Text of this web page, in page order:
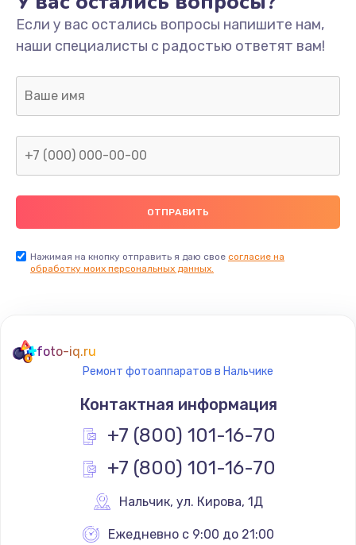
Замена/Pемонт карбюратора
1300 руб.
Заказать
Ремонт капиллярной трубки
400 руб.
Заказать
Замена термостата
1200 руб.
Заказать
Замена реле
Если у вас остались вопросы напишите нам,
наши специалисты с радостью ответят вам!
Нажимая на кнопку отправить я даю свое согласие на
обработку моих персональных данных.
foto-iq.ru
Ремонт фотоаппаратов в Нальчике
Контактная информация
+7 (800) 101-16-70
+7 (800) 101-16-70
Нальчик, ул. Кирова, 1Д
Ежедневно с 9:00 до 21:00